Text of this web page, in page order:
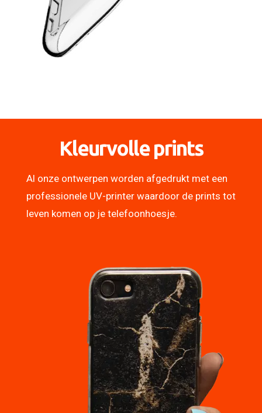
Kleurvolle prints
Al onze ontwerpen worden afgedrukt met een
professionele UV-printer waardoor de prints tot
leven komen op je telefoonhoesje.